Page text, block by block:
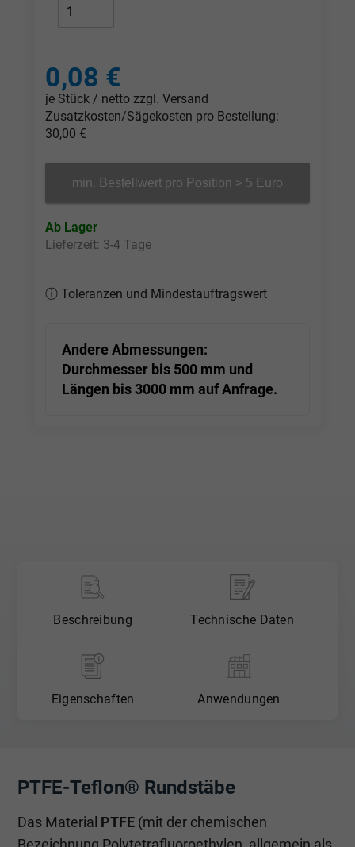
0,08 €
je Stück / netto zzgl. Versand
Zusatzkosten/Sägekosten pro Bestellung:
30,00 €
min. Bestellwert pro Position > 5 Euro
Ab Lager
Lieferzeit: 3-4 Tage
ⓘ Toleranzen und Mindestauftragswert
gesägt 0 |+3 mm
Tol. Platten / Rundstäbe: Stärke / Ø
herstellblank (nach Herstellertoleranz)*,
Länge 0 | +3%, Breite 0 | +4%
Andere Abmessungen:
Durchmesser bis 500 mm und
Längen bis 3000 mm auf Anfrage.
Beschreibung Technische Daten
Eigenschaften Anwendungen
PTFE-Teflon® Rundstäbe
Das Material PTFE (mit der chemischen